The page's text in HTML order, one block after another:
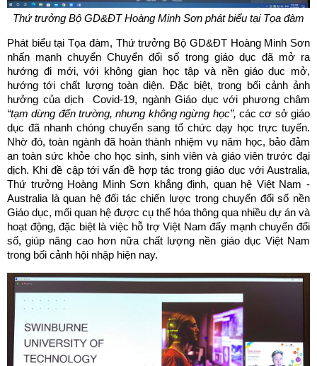
Thứ trưởng Bộ GD&ĐT Hoàng Minh Sơn phát biểu tại Tọa đàm
Phát biểu tại Tọa đàm, Thứ trưởng Bộ GD&ĐT Hoàng Minh Sơn
nhấn mạnh chuyển Chuyển đổi số trong giáo dục đã mở ra
hướng đi mới, với không gian học tập và nền giáo dục mở,
hướng tới chất lượng toàn diện. Đặc biệt, trong bối cảnh ảnh
hưởng của dịch Covid-19, ngành Giáo dục với phương châm
“tạm dừng đến trường, nhưng không ngừng học”, các cơ sở giáo
dục đã nhanh chóng chuyển sang tổ chức dạy học trực tuyến.
Nhờ đó, toàn ngành đã hoàn thành nhiệm vụ năm học, bảo đảm
an toàn sức khỏe cho học sinh, sinh viên và giáo viên trước đại
dịch. Khi đề cập tới vấn đề hợp tác trong giáo dục với Australia,
Thứ trưởng Hoàng Minh Sơn khẳng định, quan hệ Việt Nam -
Australia là quan hệ đối tác chiến lược trong chuyển đổi số nền
Giáo dục, mối quan hệ được cụ thể hóa thông qua nhiều dự án và
hoạt động, đặc biệt là việc hỗ trợ Việt Nam đẩy mạnh chuyển đổi
số, giúp nâng cao hơn nữa chất lượng nền giáo dục Việt Nam
trong bối cảnh hội nhập hiện nay.